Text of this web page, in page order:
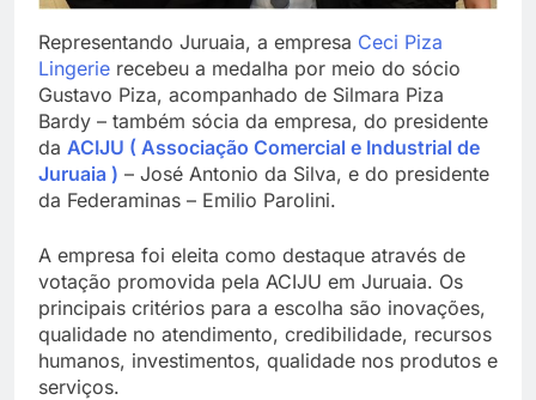
Representando Juruaia, a empresa Ceci Piza
Lingerie recebeu a medalha por meio do sócio
Gustavo Piza, acompanhado de Silmara Piza
Bardy – também sócia da empresa, do presidente
da ACIJU ( Associação Comercial e Industrial de
Juruaia ) – José Antonio da Silva, e do presidente
da Federaminas – Emilio Parolini.
A empresa foi eleita como destaque através de
votação promovida pela ACIJU em Juruaia. Os
principais critérios para a escolha são inovações,
qualidade no atendimento, credibilidade, recursos
humanos, investimentos, qualidade nos produtos e
serviços.